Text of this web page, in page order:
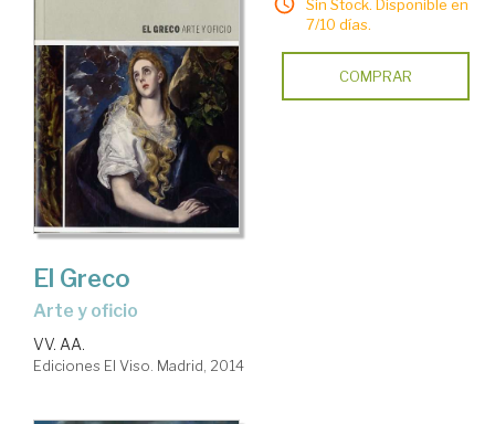
Sin Stock. Disponible en
7/10 días.
COMPRAR
El Greco
arte y oficio
VV. AA.
Ediciones El Viso. Madrid, 2014